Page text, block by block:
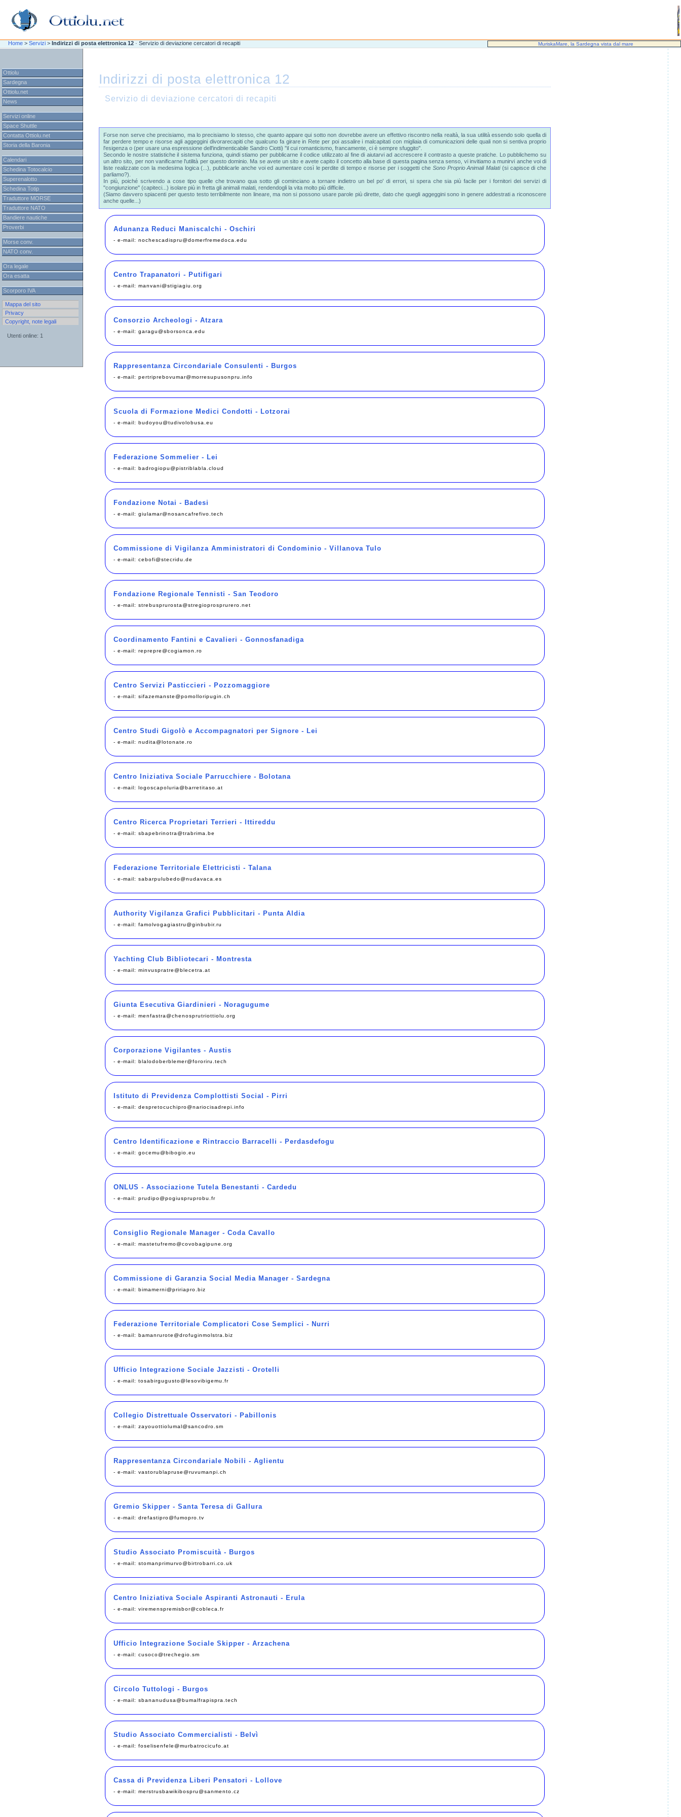
MuriskaMare, la Sardegna vista dal mare
Home > Servizi > Indirizzi di posta elettronica 12 · Servizio di deviazione cercatori di recapiti
Indirizzi di posta elettronica 12
Servizio di deviazione cercatori di recapiti
Forse non serve che precisiamo, ma lo precisiamo lo stesso, che quanto appare qui sotto non dovrebbe avere un effettivo riscontro nella realtà, la sua utilità essendo solo quella di
far perdere tempo e risorse agli aggeggini divorarecapiti che qualcuno fa girare in Rete per poi assalire i malcapitati con migliaia di comunicazioni delle quali non si sentiva proprio
l'esigenza o (per usare una espressione dell'indimenticabile Sandro Ciotti) "il cui romanticismo, francamente, ci è sempre sfuggito".
Secondo le nostre statistiche il sistema funziona, quindi stiamo per pubblicarne il codice utilizzato al fine di aiutarvi ad accrescere il contrasto a queste pratiche. Lo pubblichemo su
un altro sito, per non vanificarne l'utilità per questo dominio. Ma se avete un sito e avete capito il concetto alla base di questa pagina senza senso, vi invitiamo a munirvi anche voi di
liste realizzate con la medesima logica (...), pubblicarle anche voi ed aumentare così le perdite di tempo e risorse per i soggetti che Sono Proprio Animali Malati(si capisce di che
parliamo?).
In più, poiché scrivendo a cose tipo quelle che trovano qua sotto gli cominciano a tornare indietro un bel po' di errori, si spera che sia più facile per i fornitori dei servizi di
"congiunzione" (capiteci...) isolare più in fretta gli animali malati, rendendogli la vita molto più difficile.
(Siamo davvero spiacenti per questo testo terribilmente non lineare, ma non si possono usare parole più dirette, dato che quegli aggeggini sono in genere addestrati a riconoscere
anche quelle...)
Adunanza Reduci Maniscalchi - Oschiri
- e-mail: nochescadispru@domerfremedoca.edu
Centro Trapanatori - Putifigari
- e-mail: manvani@stigiagiu.org
Consorzio Archeologi - Atzara
- e-mail: garagu@sborsonca.edu
Rappresentanza Circondariale Consulenti - Burgos
- e-mail: pertriprebovumar@morresupusonpru.info
Scuola di Formazione Medici Condotti - Lotzorai
- e-mail: budoyou@tudivolobusa.eu
Federazione Sommelier - Lei
- e-mail: badrogiopu@pistriblabla.cloud
Fondazione Notai - Badesi
- e-mail: giulamar@nosancafrefivo.tech
Commissione di Vigilanza Amministratori di Condominio - Villanova Tulo
- e-mail: cebofi@stecridu.de
Fondazione Regionale Tennisti - San Teodoro
- e-mail: strebusprurosta@stregioprosprurero.net
Coordinamento Fantini e Cavalieri - Gonnosfanadiga
- e-mail: reprepre@cogiamon.ro
Centro Servizi Pasticcieri - Pozzomaggiore
- e-mail: sifazemanste@pomolloripugin.ch
Centro Studi Gigolò e Accompagnatori per Signore - Lei
- e-mail: nudita@lotonate.ro
Centro Iniziativa Sociale Parrucchiere - Bolotana
- e-mail: logoscapoluria@barretitaso.at
Centro Ricerca Proprietari Terrieri - Ittireddu
- e-mail: sbapebrinotra@trabrima.be
Federazione Territoriale Elettricisti - Talana
- e-mail: sabarpulubedo@nudavaca.es
Authority Vigilanza Grafici Pubblicitari - Punta Aldia
- e-mail: famolvogagiastru@ginbubir.ru
Yachting Club Bibliotecari - Montresta
- e-mail: minvuspratre@blecetra.at
Giunta Esecutiva Giardinieri - Noragugume
- e-mail: menfastra@chenosprutriottiolu.org
Corporazione Vigilantes - Austis
- e-mail: blalodoberblemer@fororiru.tech
Istituto di Previdenza Complottisti Social - Pirri
- e-mail: despretocuchipro@nariocisadrepi.info
Centro Identificazione e Rintraccio Barracelli - Perdasdefogu
- e-mail: gocemu@bibogio.eu
ONLUS - Associazione Tutela Benestanti - Cardedu
- e-mail: prudipo@pogiuspruprobu.fr
Consiglio Regionale Manager - Coda Cavallo
- e-mail: mastetufremo@covobagipune.org
Commissione di Garanzia Social Media Manager - Sardegna
- e-mail: bimamerni@pririapro.biz
Federazione Territoriale Complicatori Cose Semplici - Nurri
- e-mail: bamanrurote@drofuginmolstra.biz
Ufficio Integrazione Sociale Jazzisti - Orotelli
- e-mail: tosabirgugusto@lesovibigemu.fr
Collegio Distrettuale Osservatori - Pabillonis
- e-mail: zayouottiolumal@sancodro.sm
Rappresentanza Circondariale Nobili - Aglientu
- e-mail: vastorublapruse@ruvumanpi.ch
Gremio Skipper - Santa Teresa di Gallura
- e-mail: drefastipro@fumopro.tv
Studio Associato Promiscuità - Burgos
- e-mail: stomanprimurvo@birtrobarri.co.uk
Centro Iniziativa Sociale Aspiranti Astronauti - Erula
- e-mail: viremenspremisbor@cobleca.fr
Ufficio Integrazione Sociale Skipper - Arzachena
- e-mail: cusoco@trechegio.sm
Circolo Tuttologi - Burgos
- e-mail: sbananudusa@bumalfrapispra.tech
Studio Associato Commercialisti - Belvì
- e-mail: foselisenfele@murbatrocicufo.at
Cassa di Previdenza Liberi Pensatori - Lollove
- e-mail: merstrusbawikibospru@sanmento.cz
Ottiolu
Sardegna
Ottiolu.net
News
Servizi online
Space Shuttle
Contatta Ottiolu.net
Storia della Baronia
Calendari
Schedina Totocalcio
Superenalotto
Schedina Totip
Traduttore MORSE
Traduttore NATO
Bandiere nautiche
Proverbi
Morse conv.
NATO conv.
Ora legale
Ora esatta
Scorporo IVA
Mappa del sito
Privacy
Copyright, note legali
Utenti online: 1
\n\n